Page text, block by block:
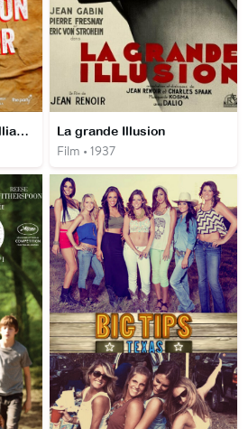
Le Cinéma de Terry Gilliam - L'Imagination au pouvoir La grande Illusion
Film • 1937